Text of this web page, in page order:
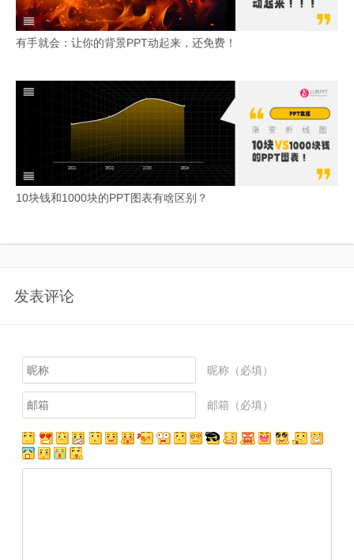
有手就会：让你的背景PPT动起来，还免费！
10块钱和1000块的PPT图表有啥区别？
发表评论
昵称（必填）
邮箱（必填）